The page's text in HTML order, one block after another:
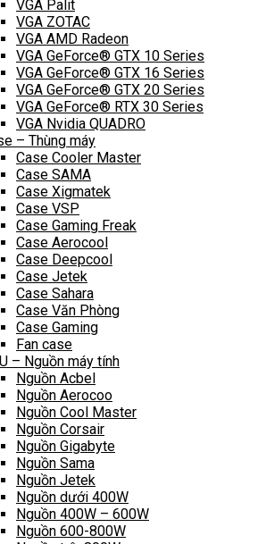
VGA Palit
VGA ZOTAC
VGA AMD Radeon
VGA GeForce® GTX 10 Series
VGA GeForce® GTX 16 Series
VGA GeForce® GTX 20 Series
VGA GeForce® RTX 30 Series
VGA Nvidia QUADRO
– Thùng máy
Case Cooler Master
Case SAMA
Case Xigmatek
Case VSP
Case Gaming Freak
Case Aerocool
Case Deepcool
Case Jetek
Case Sahara
Case Văn Phòng
Case Gaming
Fan case
– Nguồn máy tính
Nguồn Acbel
Nguồn Aerocoo
Nguồn Cool Master
Nguồn Corsair
Nguồn Gigabyte
Nguồn Sama
Nguồn Jetek
Nguồn dưới 400W
Nguồn 400W – 600W
Nguồn 600-800W